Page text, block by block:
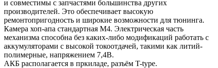
и совместимы с запчастями большинства других
производителей. Это обеспечивает высокую
ремонтопригодность и широкие возможности для тюнинга.
Камера хоп-апа стандартная М4. Электрическая часть
механизма способна без каких-либо модификаций работать с
аккумуляторами с высокой токоотдачей, такими как литий-
полимерные, напряжением 7,4В.
АКБ располагается в пркиладе, разъём T-type.